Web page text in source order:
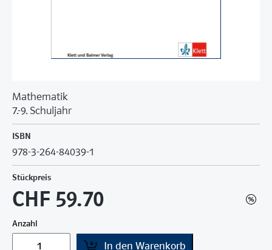
Mathematik
7.-9. Schuljahr
ISBN
978-3-264-84039-1
Stückpreis
CHF 59.70
Anzahl
In den Warenkorb